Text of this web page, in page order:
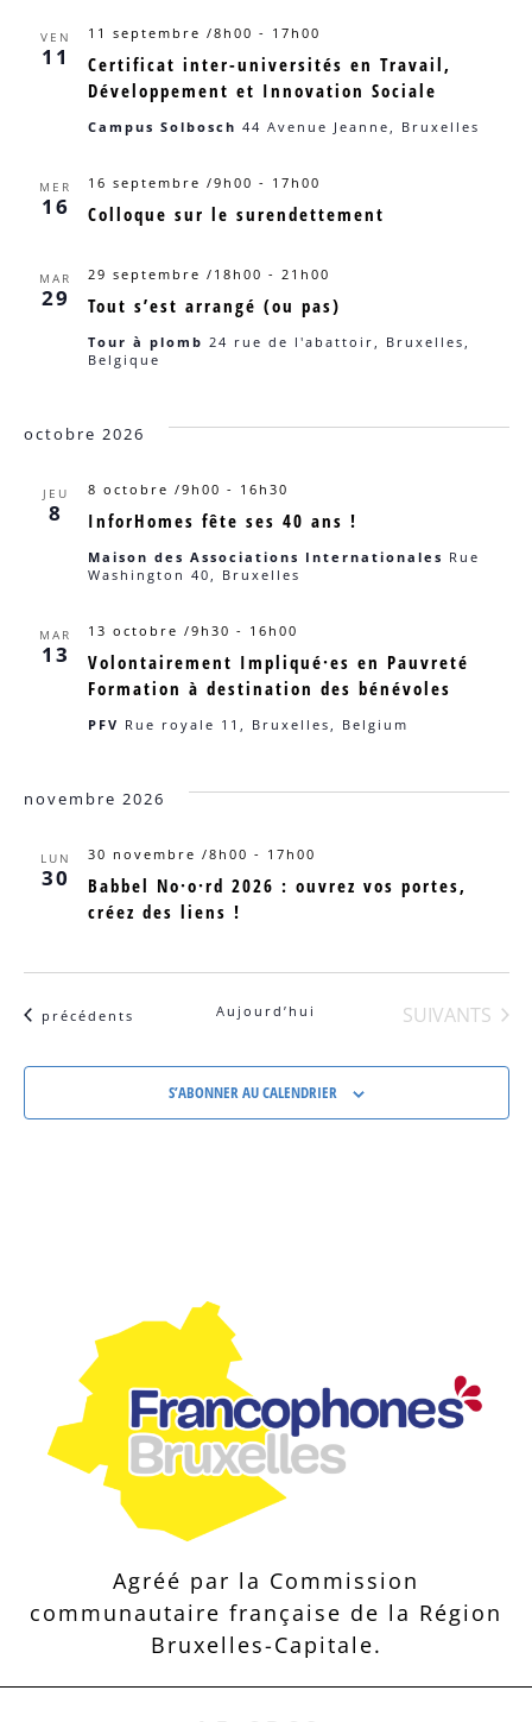
vues
VEN
11
Certificat inter-universités en Travail,
Développement et Innovation Sociale
11 septembre /8h00 - 17h00
Campus Solbosch 44 Avenue Jeanne, Bruxelles
MER
16 Colloque sur le surendettement
16 septembre /9h00 - 17h00
MAR
29 Tout s’est arrangé (ou pas)
29 septembre /18h00 - 21h00
Tour à plomb 24 rue de l'abattoir, Bruxelles,
Belgique
octobre 2026
JEU
8 InforHomes fête ses 40 ans !
8 octobre /9h00 - 16h30
Maison des Associations Internationales Rue
Washington 40, Bruxelles
MAR
13
Volontairement Impliqué·es en Pauvreté
Formation à destination des bénévoles
13 octobre /9h30 - 16h00
PFV Rue royale 11, Bruxelles, Belgium
novembre 2026
LUN
30
Babbel No·o·rd 2026 : ouvrez vos portes,
créez des liens !
30 novembre /8h00 - 17h00
Évènements
précédents Aujourd’hui ÉVÈNEMENTS
SUIVANTS
S’ABONNER AU CALENDRIER
Agréé par la Commission
communautaire française de la Région
Bruxelles-Capitale.